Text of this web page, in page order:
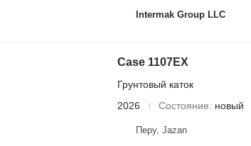
Intermak Group LLC
Case 1107EX
Грунтовый каток
2026
Состояние новый
Перу, Jazan